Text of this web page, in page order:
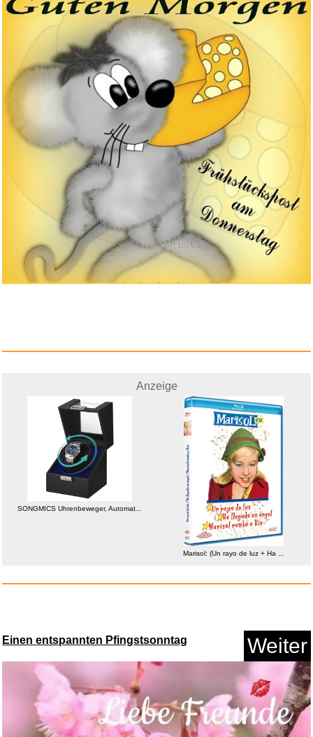
Unternehmen Petticoat -
Mediab...
Anzeige
Piano Piano 2. Zauberhafte
M&a...
Crop top Tulle Noir transparen...
Anzeige
Iron Man - Trilogie [Blu-ray] ...
Anzeige
SONGMICS Uhrenbeweger, Automat...
Marisol: (Un rayo de luz + Ha ...
Einen entspannten Pfingstsonntag Weiter